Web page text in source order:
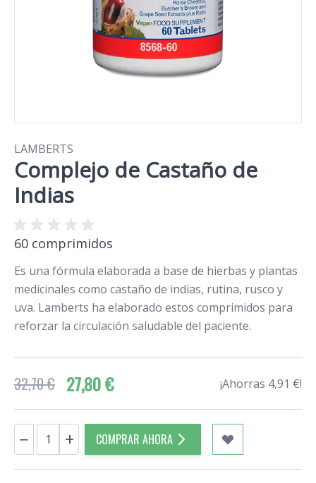
LAMBERTS
Complejo de Castaño de
Indias
60 comprimidos
Es una fórmula elaborada a base de hierbas y plantas
medicinales como castaño de indias, rutina, rusco y
uva. Lamberts ha elaborado estos comprimidos para
reforzar la circulación saludable del paciente.
32,70 € 27,80 € ¡Ahorras 4,91 €!
Cantidad
− + COMPRAR AHORA